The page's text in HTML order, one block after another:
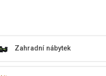
Zahradní nábytek